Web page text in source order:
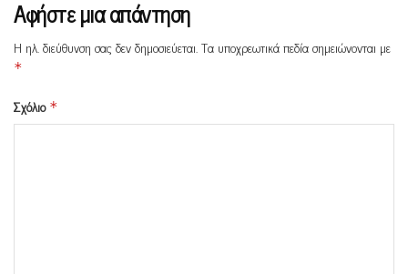
Αφήστε μια απάντηση
Η ηλ. διεύθυνση σας δεν δημοσιεύεται.Τα υποχρεωτικά πεδία σημειώνονται με
*
Σχόλιο *